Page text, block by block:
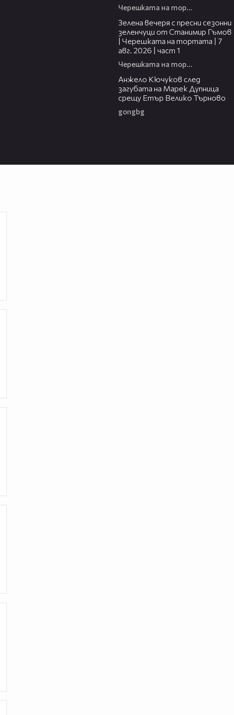
Черешката на тортата
Зелена вечеря с пресни сезонни
зеленчуци от Станимир Гъмов
| Черешката на тортата | 7
авг. 2026 | част 1
Черешката на тортата
Анжело Кючуков след
загубата на Марек Дупница
срещу Етър Велико Търново
gongbg